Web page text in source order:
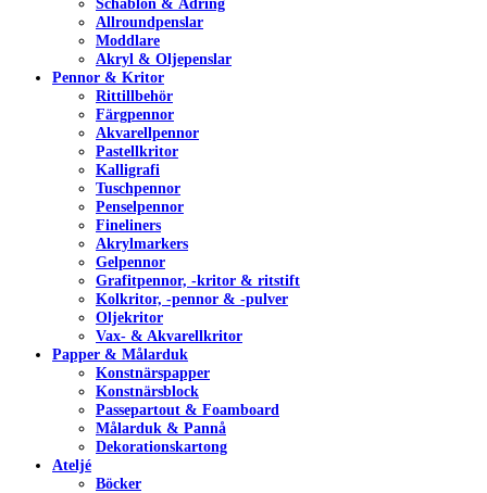
Schablon & Ådring
Allroundpenslar
Moddlare
Akryl & Oljepenslar
Pennor & Kritor
Rittillbehör
Färgpennor
Akvarellpennor
Pastellkritor
Kalligrafi
Tuschpennor
Penselpennor
Fineliners
Akrylmarkers
Gelpennor
Grafitpennor, -kritor & ritstift
Kolkritor, -pennor & -pulver
Oljekritor
Vax- & Akvarellkritor
Papper & Målarduk
Konstnärspapper
Konstnärsblock
Passepartout & Foamboard
Målarduk & Pannå
Dekorationskartong
Ateljé
Böcker